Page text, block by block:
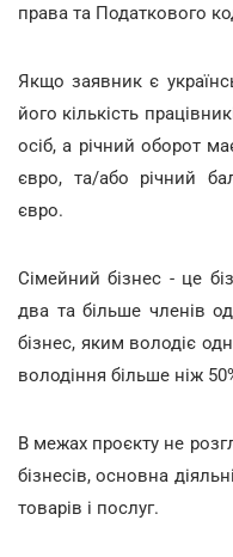
права та Податкового
Якщо заявник є
його кількість
осіб, а річний оборот
євро, та/або річний
євро.
Сімейний бізнес - це
два та більше членів
бізнес, яким володіє
володіння більше ніж
В межах проєкту не
бізнесів, основна
товарів і послуг.